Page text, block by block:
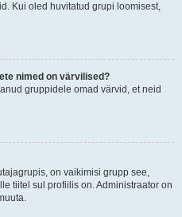
Kui oled huvitatud grupi loomisest,
nimed on värvilised?
gruppidele omad värvid, et neid
on vaikimisi grupp see,
tiitel sul profiilis on. Administraator on